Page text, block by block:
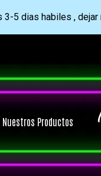
3-5 dias habiles ,
Nuestros Productos